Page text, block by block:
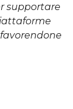
supportare